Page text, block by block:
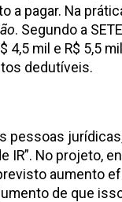
a pagar. Na
. Segundo a
4,5 mil e R$ 5,5
dedutíveis.
pessoas
IR”. No projeto,
aumento
de que